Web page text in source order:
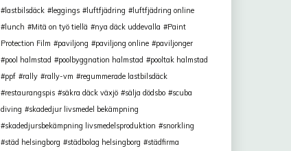
lastbilsdäck
leggings luftfjädring
luftfjädring online
lunch
Mitä on työ tiellä nya däck uddevalla
Paint
Protection Film
paviljong paviljong online
paviljonger
pool halmstad
poolbyggnation halmstad
pooltak halmstad
ppf
rally rally-vm
regummerade lastbilsdäck
restaurangspis
säkra däck växjö sälja dödsbo
scuba
diving
skadedjur livsmedel bekämpning
skadedjursbekämpning livsmedelsproduktion
snorkling
städ helsingborg
städbolag helsingborg städfirma